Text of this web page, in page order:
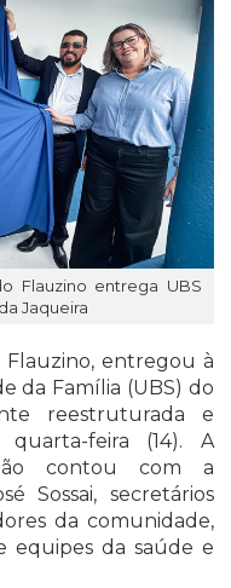
Flauzino entrega UBS
Jaqueira
entregou à
da Família (UBS) do
reestruturada e
feira (14). A
contou com a
Sossai, secretários
da comunidade,
equipes da saúde e